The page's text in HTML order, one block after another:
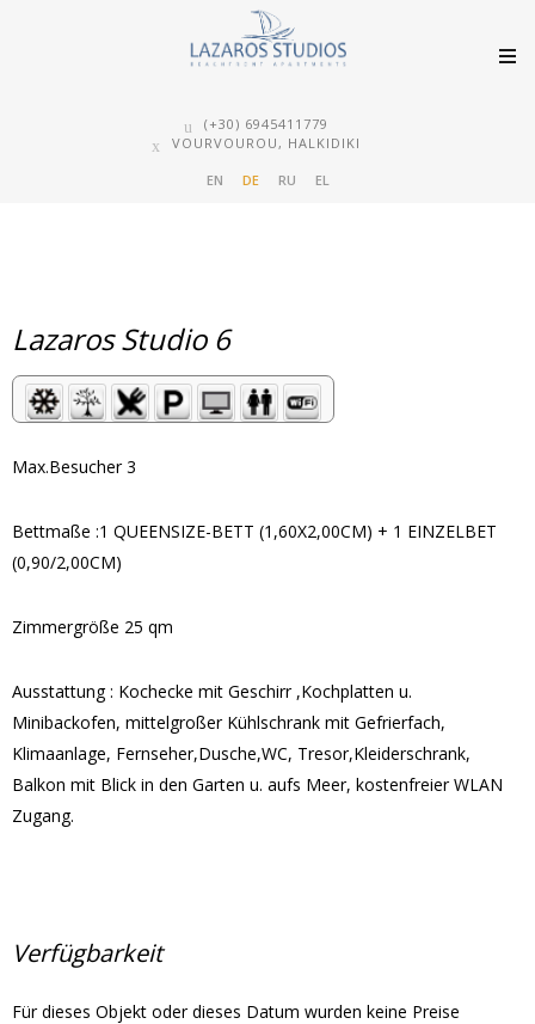
EN DE RU EL
(+30) 6945411779
VOURVOUROU, HALKIDIKI
Lazaros Studio 6
Max.Besucher 3
Bettmaße :1 QUEENSIZE-BETT (1,60X2,00CM) + 1 EINZELBET
(0,90/2,00CM)
Zimmergröße 25 qm
Ausstattung : Kochecke mit Geschirr ,Kochplatten u.
Minibackofen, mittelgroßer Kühlschrank mit Gefrierfach,
Klimaanlage, Fernseher,Dusche,WC, Tresor,Kleiderschrank,
Balkon mit Blick in den Garten u. aufs Meer, kostenfreier WLAN
Zugang.
Verfügbarkeit
Für dieses Objekt oder dieses Datum wurden keine Preise